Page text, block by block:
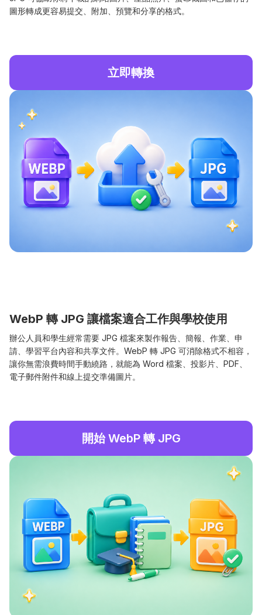
圖形轉成更容易提交、附加、預覽和分享的格式。
立即轉換
WebP 轉 JPG 讓檔案適合工作與學校使用
辦公人員和學生經常需要 JPG 檔案來製作報告、簡報、作業、申
請、學習平台內容和共享文件。WebP 轉 JPG 可消除格式不相容，
讓你無需浪費時間手動繞路，就能為 Word 檔案、投影片、PDF、
電子郵件附件和線上提交準備圖片。
開始 WebP 轉 JPG